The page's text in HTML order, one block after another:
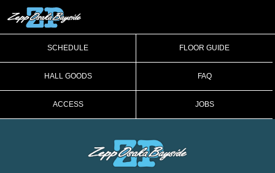
SCHEDULE FLOOR GUIDE
HALL GOODS FAQ
ACCESS JOBS